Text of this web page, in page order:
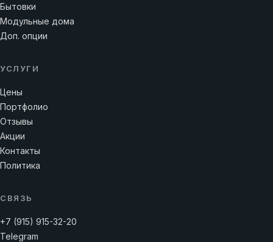
Бытовки
Модульные дома
Доп. опции
УСЛУГИ
Цены
Портфолио
Отзывы
Акции
Контакты
Политика
СВЯЗЬ
+7 (915) 915-32-20
Telegram